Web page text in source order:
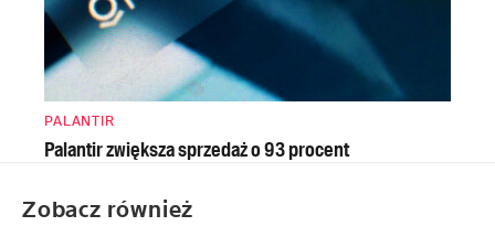
PALANTIR
Palantir zwiększa sprzedaż o 93 procent
Zobacz również